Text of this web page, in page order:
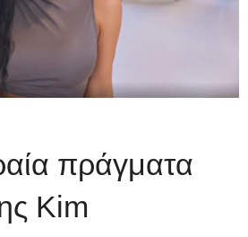
πράγματα
Kim